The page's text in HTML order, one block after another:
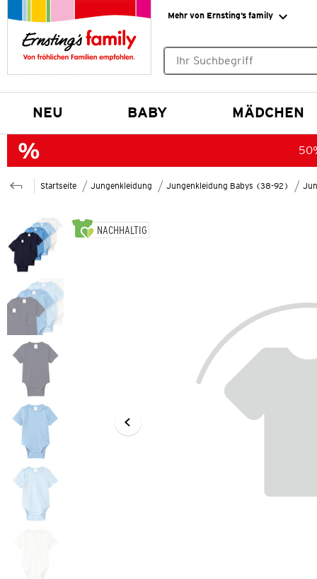
Mehr von Ernsting’s family
NEU BABY MÄDCHEN
Startseite Jungenkleidung Jungenkleidung Babys (38-92)
NACHHALTIG